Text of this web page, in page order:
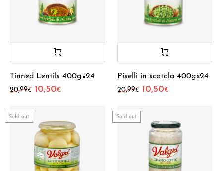
Tinned Lentils 400g×24
20,99€ Original price was: 20,99€.
10,50€ Current price is: 10,50€.
Piselli in scatola 400gx24
20,99€ Original price was:
10,50€
Sold out Sold out